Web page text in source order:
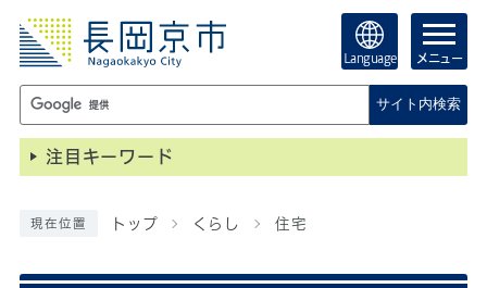
Language メニュー
サイト内検索
注目キーワード
現在位置 トップ くらし 住宅